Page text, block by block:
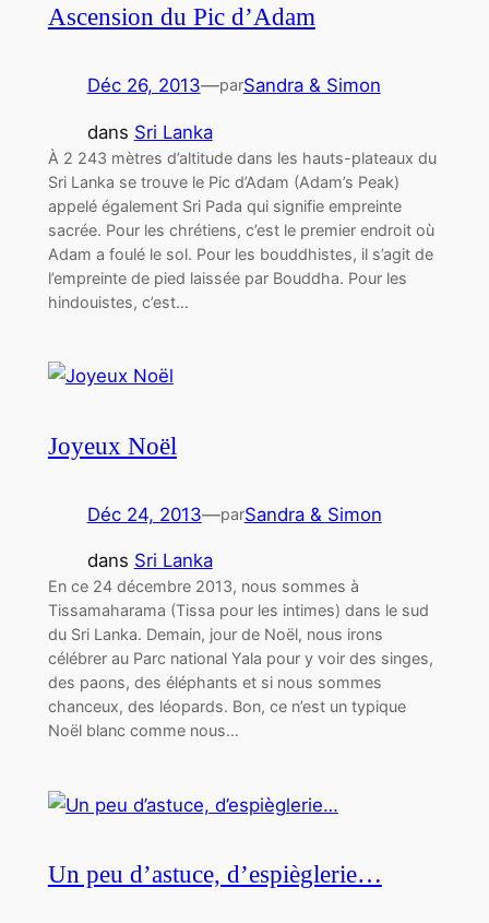
Ascension du Pic d’Adam
Déc 26, 2013—parSandra & Simon
dans Sri Lanka
À 2 243 mètres d’altitude dans les hauts-plateaux du
Sri Lanka se trouve le Pic d’Adam (Adam’s Peak)
appelé également Sri Pada qui signifie empreinte
sacrée. Pour les chrétiens, c’est le premier endroit où
Adam a foulé le sol. Pour les bouddhistes, il s’agit de
l’empreinte de pied laissée par Bouddha. Pour les
hindouistes, c’est…
Joyeux Noël
Déc 24, 2013—parSandra & Simon
dans Sri Lanka
En ce 24 décembre 2013, nous sommes à
Tissamaharama (Tissa pour les intimes) dans le sud
du Sri Lanka. Demain, jour de Noël, nous irons
célébrer au Parc national Yala pour y voir des singes,
des paons, des éléphants et si nous sommes
chanceux, des léopards. Bon, ce n’est un typique
Noël blanc comme nous…
Un peu d’astuce, d’espièglerie…